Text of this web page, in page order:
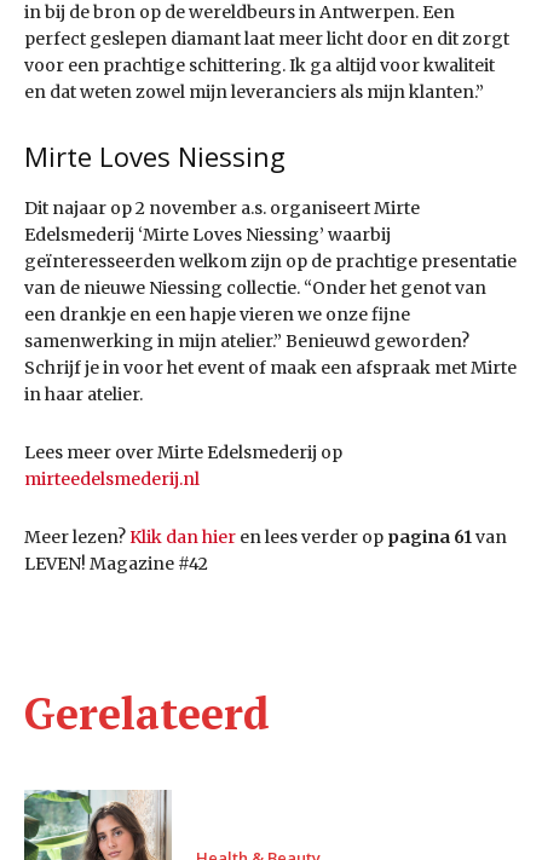
in bij de bron op de wereldbeurs in Antwerpen. Een
perfect geslepen diamant laat meer licht door en dit zorgt
voor een prachtige schittering. Ik ga altijd voor kwaliteit
en dat weten zowel mijn leveranciers als mijn klanten.”
Mirte Loves Niessing
Dit najaar op 2 november a.s. organiseert Mirte
Edelsmederij ‘Mirte Loves Niessing’ waarbij
geïnteresseerden welkom zijn op de prachtige presentatie
van de nieuwe Niessing collectie. “Onder het genot van
een drankje en een hapje vieren we onze fijne
samenwerking in mijn atelier.” Benieuwd geworden?
Schrijf je in voor het event of maak een afspraak met Mirte
in haar atelier.
Lees meer over Mirte Edelsmederij op
mirteedelsmederij.nl
Meer lezen?Klik dan hier en lees verder op pagina 61van
LEVEN! Magazine #42
Gerelateerd